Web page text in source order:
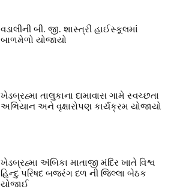
વડાલીની બી. જી. શાસ્ત્રી હાઈસ્કૂલમાં
બાળમેળો યોજાયો
ખેડબ્રહ્મા તાલુકાના દામાવાસ ગામે સ્વચ્છતા
અભિયાન અને વૃક્ષારોપણ કાર્યક્રમ યોજાયો
ખેડબ્રહ્મા અંબિકા માતાજી મંદિર ખાતે વિશ્વ
હિન્દુ પરિષદ બજરંગ દળ ની જિલ્લા બેઠક
યોજાઈ